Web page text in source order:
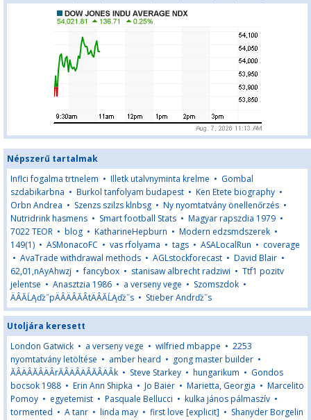
Népszerű tartalmak
Inflci fogalma trtnelem • Illetk utalvnyminta krelme • Gombal
szdabikarbna • Burkol tanfolyam budapest • Ken Etete biography •
Orbn Andrea • Szenzs szilzs klnbsg • Ny nyomtatvány önellenőrzés •
Nutridrink hasmens • Smart football Stats • Magyar rapszdia 1979 •
7022 TEOR • blog • KatharineHepburn • Modern edzsmdszerek •
149(1) • ASMonacoFC • vas rfolyama • tags • ASALocalRun • coverage
• AvaTrade withdrawal methods • AGLstockforecast • David Blair •
62,01,nAyAhwzj •fancybox • stanisaw albrecht radziwi • Ttf1 pozitv
jelentse • Anasztzia 1986 • a verseny vege • Szomszdok •
ÄÂĂĹĄďż˝pÄÂÄÂĂÂ­tÄÂĂĹĄďż˝s • Stieber Andrďż˝s
Utoljára keresett
London Gatwick • a verseny vege • wilfried mbappe • 2253
nyomtatvány letöltése • amber heard • gong master builder •
ĂÂÄÂĂÂÄÂrĂÂÄÂÄÂĂÂÄÂk • Steve Starkey • hungarikum • Gondos
bocsok 1988 • Erin Ann Shipka • Jo Baier • Marietta, Georgia • Marcelito
Pomoy • egyetemist • Pasquale Bellucci • kulka jános pálmaszív •
tormented • A tanr • linda may • first love [explicit] • Shanyder Borgelin